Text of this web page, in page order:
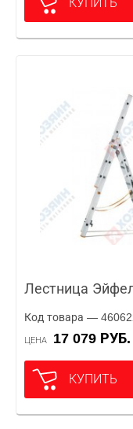
КУПИТЬ
Лестница
Код товара —
ЦЕНА 17 079 РУБ.
КУПИТЬ